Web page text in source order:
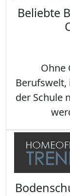
Beliebte
Ohne
der Schule